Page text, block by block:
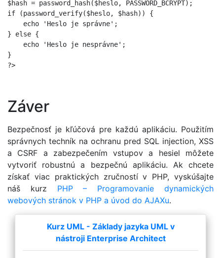
$hash = password_hash($heslo, PASSWORD_BCRYPT);
if (password_verify($heslo, $hash)) {
    echo 'Heslo je správne';
} else {
    echo 'Heslo je nesprávne';
}
?>
Záver
Bezpečnosť je kľúčová pre každú aplikáciu. Použitím
správnych techník na ochranu pred SQL injection, XSS
a CSRF a zabezpečením vstupov a hesiel môžete
vytvoriť robustnú a bezpečnú aplikáciu. Ak chcete
získať viac praktických zručností v PHP, vyskúšajte
náš kurz PHP – Programovanie dynamických
webových stránok v PHP a úvod do AJAXu.
Kurz UML - Základy jazyka UML v
nástroji Enterprise Architect